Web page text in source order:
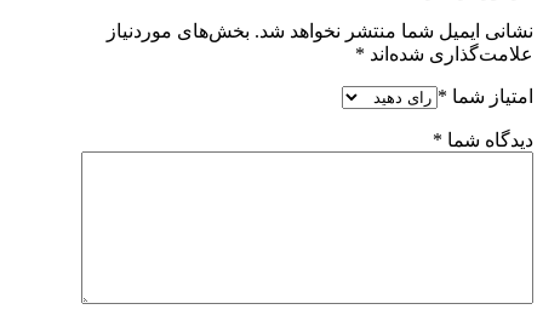
نشانی ایمیل شما منتشر نخواهد شد. بخش‌های موردنیاز
علامت‌گذاری شده‌اند *
امتیاز شما *
دیدگاه شما *